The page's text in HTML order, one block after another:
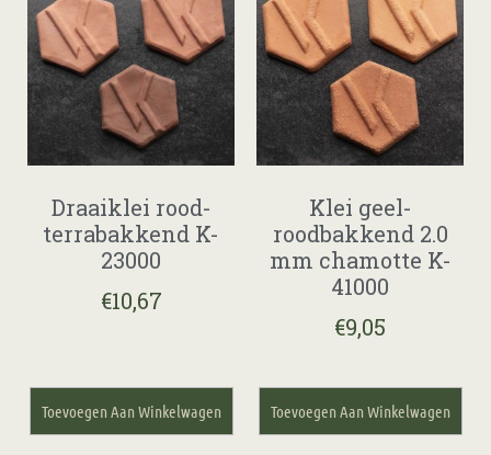
Draaiklei rood-
terrabakkend K-
23000
€10,67
Toevoegen Aan Winkelwagen
Klei geel-
roodbakkend 2.0
mm chamotte K-
41000
€9,05
Toevoegen Aan Winkelwagen